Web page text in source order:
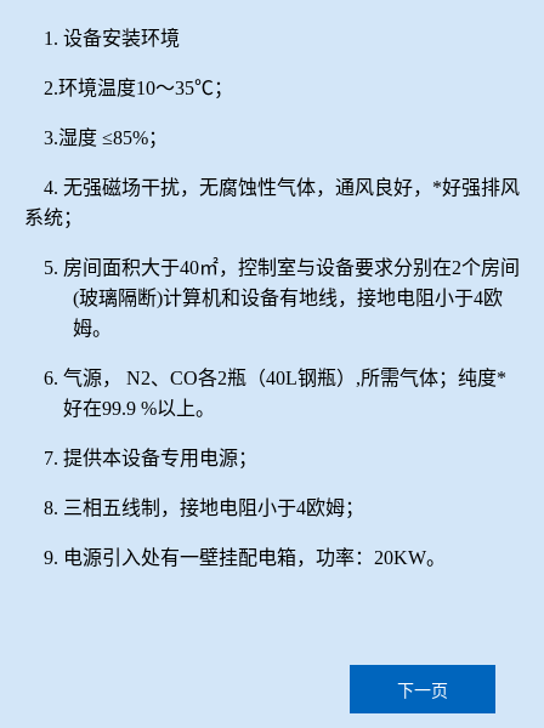
1. 设备安装环境
2.环境温度10～35℃；
3.湿度 ≤85%；
4. 无强磁场干扰，无腐蚀性气体，通风良好，*好强排风
系统；
5. 房间面积大于40㎡，控制室与设备要求分别在2个房间
(玻璃隔断)计算机和设备有地线，接地电阻小于4欧
姆。
6. 气源， N2、 CO各2瓶（40L钢瓶） ,所需气体；纯度*
好在99.9%以上。
7. 提供本设备专用电源；
8. 三相 五线制，接地电阻小于4欧姆；
9. 电源引入处有一壁挂配电箱，功率： 20KW。
下一页